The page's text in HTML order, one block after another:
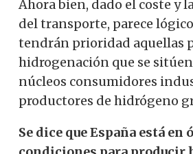
Ahora bien, dado el coste y
del transporte, parece
tendrán prioridad aquellas
hidrogenación que se sitúen
núcleos consumidores
productores de hidrógeno
Se dice que España está en